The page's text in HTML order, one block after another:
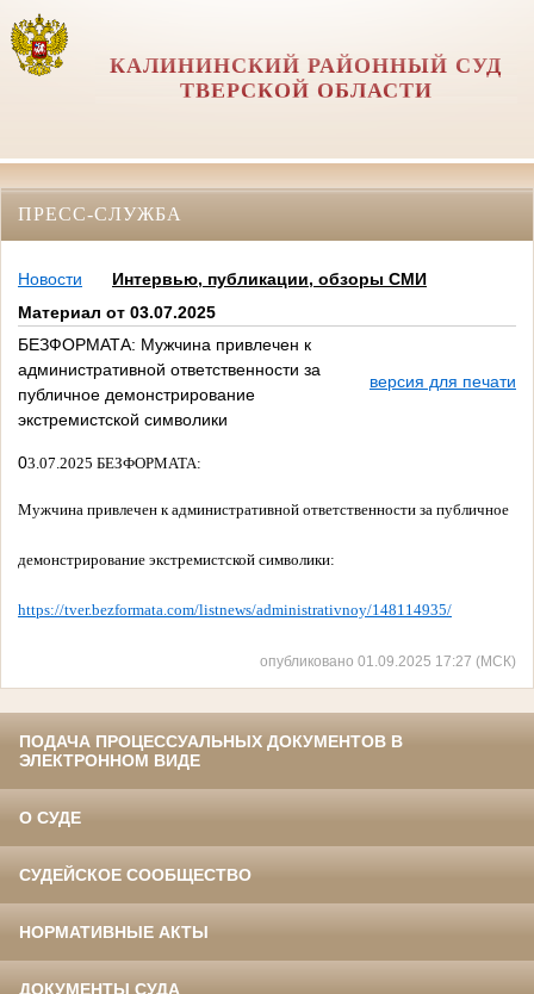
КАЛИНИНСКИЙ РАЙОННЫЙ СУД
ТВЕРСКОЙ ОБЛАСТИ
ПРЕСС-СЛУЖБА
Новости
Интервью, публикации, обзоры СМИ
Материал от 03.07.2025
БЕЗФОРМАТА: Мужчина привлечен к
административной ответственности за
публичное демонстрирование
экстремистской символики
версия для печати
03.07.2025 БЕЗФОРМАТА:
Мужчина привлечен к административной ответственности за публичное
демонстрирование экстремистской символики:
https://tver.bezformata.com/listnews/administrativnoy/148114935/
опубликовано 01.09.2025 17:27 (МСК)
ПОДАЧА ПРОЦЕССУАЛЬНЫХ ДОКУМЕНТОВ В
ЭЛЕКТРОННОМ ВИДЕ
О СУДЕ
СУДЕЙСКОЕ СООБЩЕСТВО
НОРМАТИВНЫЕ АКТЫ
ДОКУМЕНТЫ СУДА